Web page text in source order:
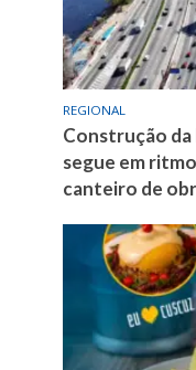
REGIONAL
Construção da
segue em
canteiro de